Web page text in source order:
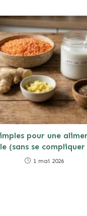
pour une
(sans se
1 mai 2026